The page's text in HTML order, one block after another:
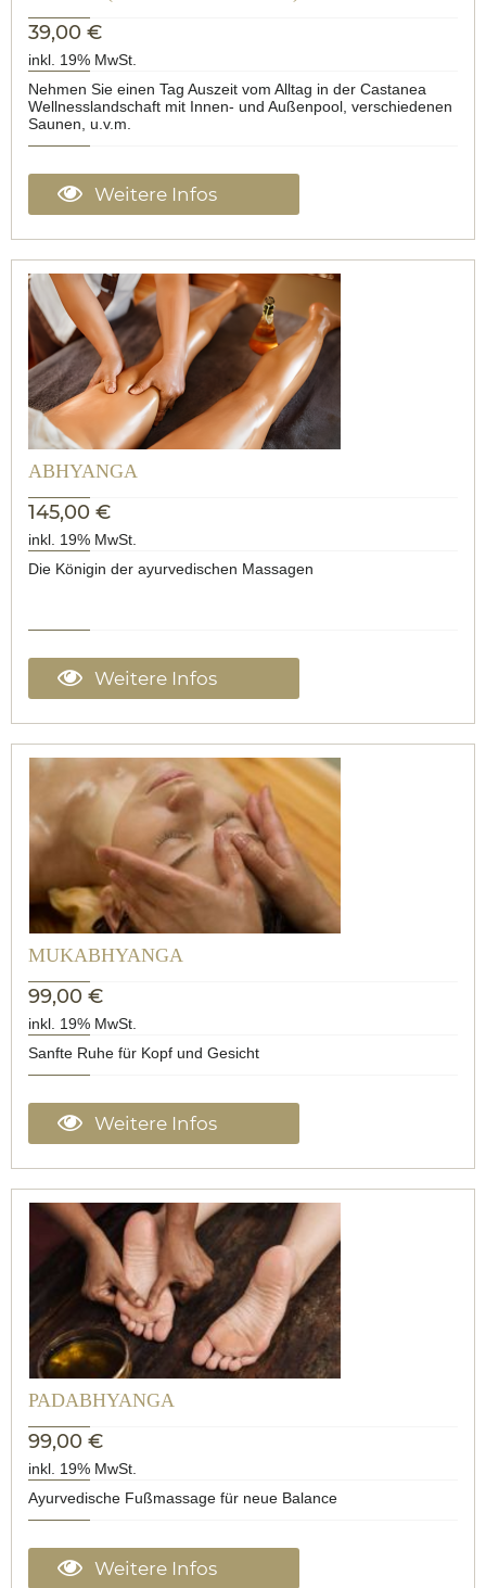
39,00 €
inkl. 19% MwSt.
Nehmen Sie einen Tag Auszeit vom Alltag in der Castanea
Wellnesslandschaft mit Innen- und Außenpool, verschiedenen
Saunen, u.v.m.
Weitere Infos
ABHYANGA
145,00 €
inkl. 19% MwSt.
Die Königin der ayurvedischen Massagen
Weitere Infos
MUKABHYANGA
99,00 €
inkl. 19% MwSt.
Sanfte Ruhe für Kopf und Gesicht
Weitere Infos
PADABHYANGA
99,00 €
inkl. 19% MwSt.
Ayurvedische Fußmassage für neue Balance
Weitere Infos